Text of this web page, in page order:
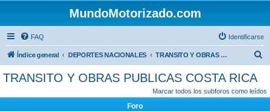
MundoMotorizado.com
FAQ Identificarse
Índice general DEPORTES NACIONALES TRANSITO Y OBRAS PUBLICAS COSTA RICA
c
TRANSITO Y OBRAS PUBLICAS COSTA RICA
Marcar todos los subforos como leídos
Foro